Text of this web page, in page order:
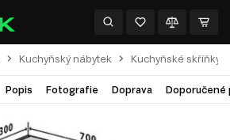
Kuchyňský nábytek Kuchyňské skříňky
Popis Fotografie Doprava Doporučené